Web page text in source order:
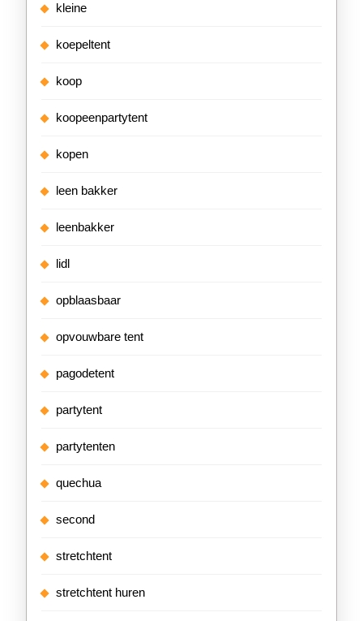
kleine
koepeltent
koop
koopeenpartytent
kopen
leen bakker
leenbakker
lidl
opblaasbaar
opvouwbare tent
pagodetent
partytent
partytenten
quechua
second
stretchtent
stretchtent huren